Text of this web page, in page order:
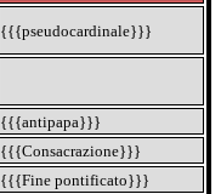
{{{pseudocardinale}}}
{{{antipapa}}}
{{{Consacrazione}}}
{{{Fine pontificato}}}